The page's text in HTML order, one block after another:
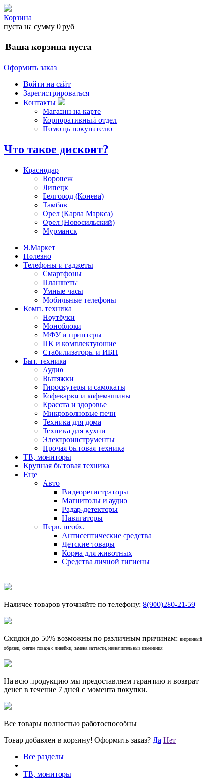
Корзина
пуста на сумму 0 руб
Ваша корзина пуста
Оформить заказ
Войти на сайт
Зарегистрироваться
Контакты
Магазин на карте
Корпоративный отдел
Помощь покупателю
Что такое дисконт?
Краснодар
Воронеж
Липецк
Белгород (Конева)
Тамбов
Орел (Карла Маркса)
Орел (Новосильский)
Мурманск
Я.Маркет
Полезно
Телефоны и гаджеты
Смартфоны
Планшеты
Умные часы
Мобильные телефоны
Комп. техника
Ноутбуки
Моноблоки
МФУ и принтеры
ПК и комплектующие
Стабилизаторы и ИБП
Быт. техника
Аудио
Вытяжки
Гироскутеры и самокаты
Кофеварки и кофемашины
Красота и здоровье
Микроволновые печи
Техника для дома
Техника для кухни
Электроинструменты
Прочая бытовая техника
ТВ, мониторы
Крупная бытовая техника
Еще
Авто
Видеорегистраторы
Магнитолы и аудио
Радар-детекторы
Навигаторы
Перв. необх.
Антисептические средства
Детские товары
Корма для животных
Средства личной гигиены
Наличее товаров уточняйте по телефону: 8(900)280-21-59
Скидки до 50% возможны по различным причинам: витринный
образец, снятие товара с линейки, замена запчасти, незначительные изменения
На всю продукцию мы предоставляем гарантию и возврат
денег в течение 7 дней с момента покупки.
Все товары полностью работоспособны
Товар добавлен в корзину! Оформить заказ? Да Нет
Все разделы
ТВ, мониторы